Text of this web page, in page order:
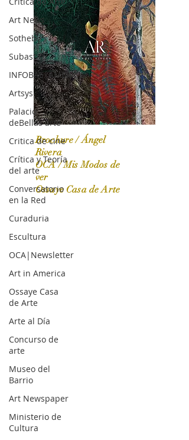
Art News
Sotheby's
Subasta
INFOBAE|AMERICA
Artsys
Palacio
deBellas arte
Critica de cine
Crítica y Teoría
del arte
Conversatorio
en la Red
Curaduria
Escultura
OCA|Newsletter
Art in America
Ossaye Casa
de Arte
Arte al Día
Concurso de
arte
Museo del
Barrio
Art Newspaper
Ministerio de
Cultura
OCA|News 31 / Marzo-Abril / 2024
Brochure / Ángel
Rivera
OCA / Mis Modos de
ver
Ossaye Casa de Arte